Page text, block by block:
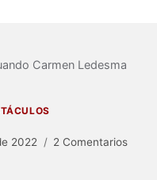
Carmen Ledesma
2022 2 Comentarios